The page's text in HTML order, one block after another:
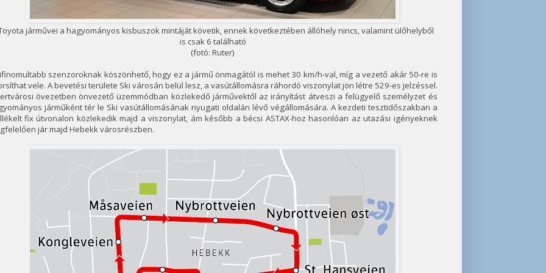
járművei a hagyományos kisbuszok mintáját követik, ennek következtében állóhely nincs, valamint ülőhelyből
is csak 6 található
(fotó: Ruter)
szenzoroknak köszönhető, hogy ez a jármű önmagától is mehet 30 km/h-val, míg a vezető akár 50-re is
vele. A bevetési területe Ski városán belül lesz, a vasútállomásra ráhordó viszonylat jön létre 529-es jelzéssel.
övezetben önvezető üzemmódban közlekedő járművektől az irányítást átveszi a felügyelő személyzet és
járműként tér le Ski vasútállomásának nyugati oldalán lévő végállomására. A kezdeti tesztidőszakban a
fix útvonalon közlekedik majd a viszonylat, ám később a bécsi ASTAX-hoz hasonlóan az utazási igényeknek
jár majd Hebekk városrészben.